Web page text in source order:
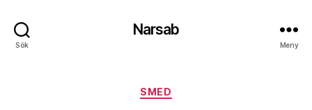
Sök
Narsab
Meny
Kategorier
SMED